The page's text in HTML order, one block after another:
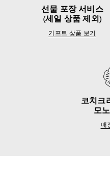
선물 포장 서비스
(세일 상품 제외)
기프트 상품 보기
코치크
모
매